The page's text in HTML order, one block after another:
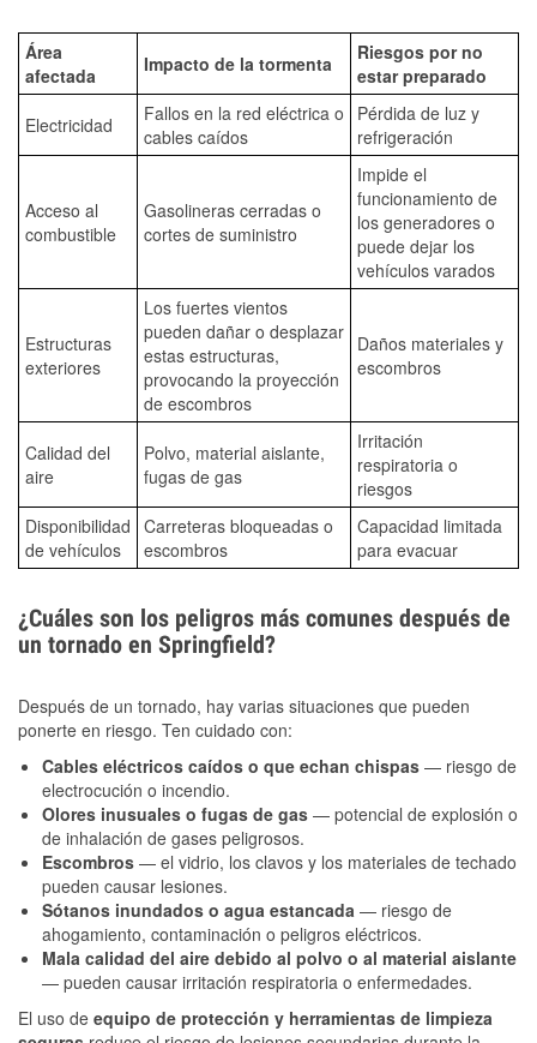
Área
afectada
Impacto de la tormenta
Riesgos por no
estar preparado
Electricidad
Fallos en la red eléctrica o
cables caídos
Pérdida de luz y
refrigeración
Acceso al
combustible
Gasolineras cerradas o
cortes de suministro
Impide el
funcionamiento de
los generadores o
puede dejar los
vehículos varados
Estructuras
exteriores
Los fuertes vientos
pueden dañar o desplazar
estas estructuras,
provocando la proyección
de escombros
Daños materiales y
escombros
Calidad del
aire
Polvo, material aislante,
fugas de gas
Irritación
respiratoria o
riesgos
Disponibilidad
de vehículos
Carreteras bloqueadas o
escombros
Capacidad limitada
para evacuar
¿Cuáles son los peligros más comunes después de
un tornado en Springfield?
Después de un tornado, hay varias situaciones que pueden
ponerte en riesgo. Ten cuidado con:
Cables eléctricos caídos o que echan chispas — riesgo de
electrocución o incendio.
Olores inusuales o fugas de gas — potencial de explosión o
de inhalación de gases peligrosos.
Escombros — el vidrio, los clavos y los materiales de techado
pueden causar lesiones.
Sótanos inundados o agua estancada — riesgo de
ahogamiento, contaminación o peligros eléctricos.
Mala calidad del aire debido al polvo o al material aislante
— pueden causar irritación respiratoria o enfermedades.
El uso de equipo de protección y herramientas de limpieza